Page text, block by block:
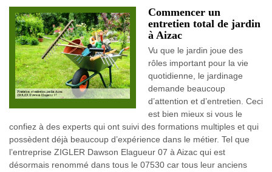
Commencer un
entretien total de jardin
à Aizac
Vu que le jardin joue des
rôles important pour la vie
quotidienne, le jardinage
demande beaucoup
d’attention et d’entretien. Ceci
est bien mieux si vous le
confiez à des experts qui ont suivi des formations multiples et qui
possèdent déjà beaucoup d’expérience dans le métier. Tel que
l’entreprise ZIGLER Dawson Elagueur 07 à Aizac qui est
désormais renommé dans tous le 07530 car tous leur anciens